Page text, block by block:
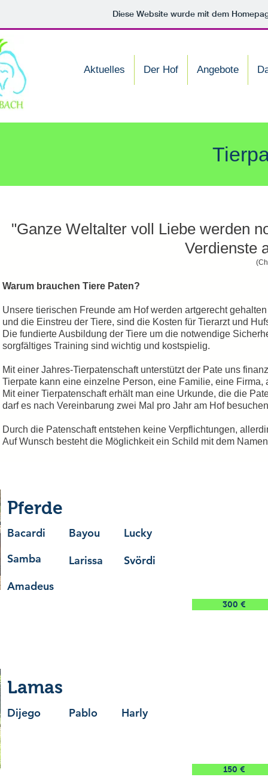
Diese Website wurde mit dem
Aktuelles Der Hof Angebote
"Ganze Weltalter voll Liebe werden
Verdienste
Warum brauchen Tiere Paten?
Unsere tierischen Freunde am Hof werden artgerecht
und die Einstreu der Tiere, sind die Kosten für Tierarzt und
Die fundierte Ausbildung der Tiere um die notwendige
sorgfältiges Training sind wichtig und kostspielig.
Mit einer Jahres-Tierpatenschaft unterstützt der Pate uns
Tierpate kann eine einzelne Person, eine Familie, eine
Mit einer Tierpatenschaft erhält man eine Urkunde, die die
darf es nach Vereinbarung zwei Mal pro Jahr am Hof
Durch die Patenschaft entstehen keine Verpflichtungen,
Auf Wunsch besteht die Möglichkeit ein Schild mit dem
Pferde
Bacardi
Samba
Amadeus
Bayou Lucky
Larissa Svördi
300 €
Lamas
Dijego Pablo Harly
150 €